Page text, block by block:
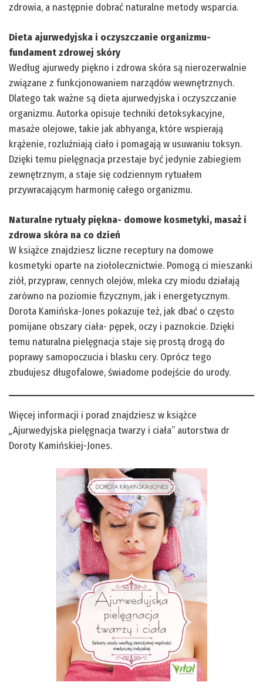
zdrowia, a następnie dobrać naturalne metody wsparcia.
Dieta ajurwedyjska i oczyszczanie organizmu-
fundament zdrowej skóry
Według ajurwedy piękno i zdrowa skóra są nierozerwalnie
związane z funkcjonowaniem narządów wewnętrznych.
Dlatego tak ważne są dieta ajurwedyjska i oczyszczanie
organizmu. Autorka opisuje techniki detoksykacyjne,
masaże olejowe, takie jak abhyanga, które wspierają
krążenie, rozluźniają ciało i pomagają w usuwaniu toksyn.
Dzięki temu pielęgnacja przestaje być jedynie zabiegiem
zewnętrznym, a staje się codziennym rytuałem
przywracającym harmonię całego organizmu.
Naturalne rytuały piękna- domowe kosmetyki, masaż i
zdrowa skóra na co dzień
W książce znajdziesz liczne receptury na domowe
kosmetyki oparte na ziołolecznictwie. Pomogą ci mieszanki
ziół, przypraw, cennych olejów, mleka czy miodu działają
zarówno na poziomie fizycznym, jak i energetycznym.
Dorota Kamińska-Jones pokazuje też, jak dbać o często
pomijane obszary ciała- pępek, oczy i paznokcie. Dzięki
temu naturalna pielęgnacja staje się prostą drogą do
poprawy samopoczucia i blasku cery. Oprócz tego
zbudujesz długofalowe, świadome podejście do urody.
Więcej informacji i porad znajdziesz w książce
„Ajurwedyjska pielęgnacja twarzy i ciała” autorstwa dr
Doroty Kamińskiej-Jones.